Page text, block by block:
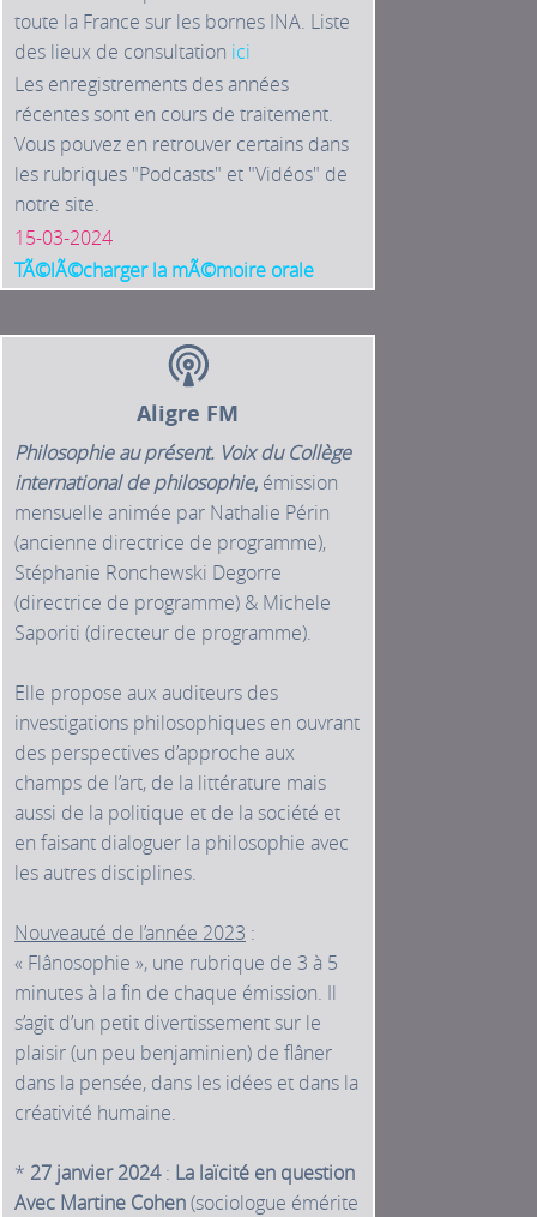
toute la France sur les bornes INA. Liste
des lieux de consultation ici
Les enregistrements des années
récentes sont en cours de traitement.
Vous pouvez en retrouver certains dans
les rubriques "Podcasts" et "Vidéos" de
notre site.
15-03-2024
TÃ©lÃ©charger la mÃ©moire orale
Aligre FM
Philosophie au présent. Voix du Collège
international de philosophie, émission
mensuelle animée par Nathalie Périn
(ancienne directrice de programme),
Stéphanie Ronchewski Degorre
(directrice de programme) & Michele
Saporiti (directeur de programme).
Elle propose aux auditeurs des
investigations philosophiques en ouvrant
des perspectives d’approche aux
champs de l’art, de la littérature mais
aussi de la politique et de la société et
en faisant dialoguer la philosophie avec
les autres disciplines.
Nouveauté de l’année 2023 :
« Flânosophie », une rubrique de 3 à 5
minutes à la fin de chaque émission. Il
s’agit d’un petit divertissement sur le
plaisir (un peu benjaminien) de flâner
dans la pensée, dans les idées et dans la
créativité humaine.
* 27 janvier 2024: La laïcité en question
Avec Martine Cohen(sociologue émérite